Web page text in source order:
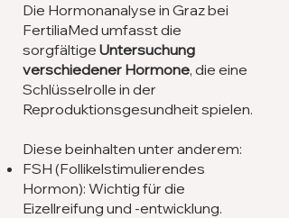
Die Hormonanalyse in Graz bei
FertiliaMed umfasst die
sorgfältige Untersuchung
verschiedener Hormone, die eine
Schlüsselrolle in der
Reproduktionsgesundheit spielen.
Diese beinhalten unter anderem:
FSH (Follikelstimulierendes
Hormon): Wichtig für die
Eizellreifung und -entwicklung.